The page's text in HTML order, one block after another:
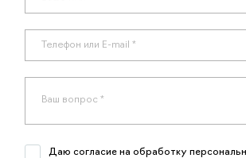
Даю согласие на обработку